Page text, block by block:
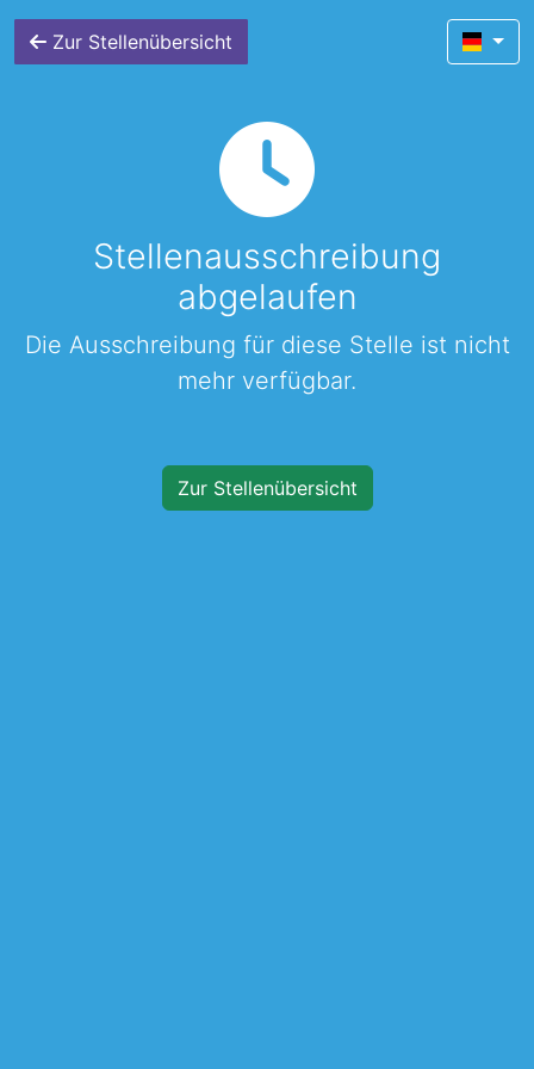
Zur Stellenübersicht
Stellenausschreibung
abgelaufen
Die Ausschreibung für diese Stelle ist nicht
mehr verfügbar.
Zur Stellenübersicht